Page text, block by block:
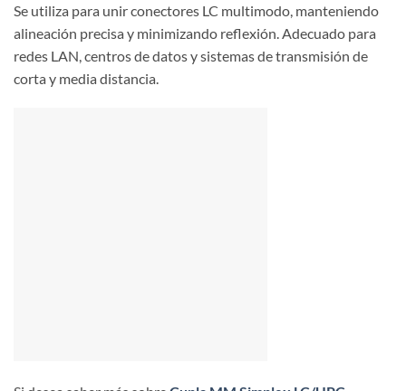
Se utiliza para unir conectores LC multimodo, manteniendo
alineación precisa y minimizando reflexión. Adecuado para
redes LAN, centros de datos y sistemas de transmisión de
corta y media distancia.